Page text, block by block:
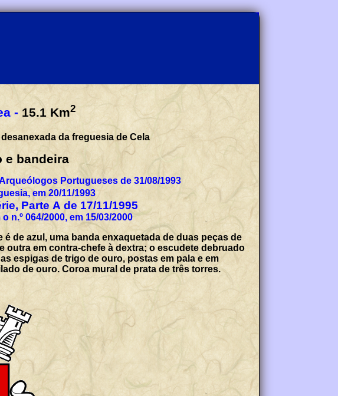
- 15.1 Km2
Freguesia criada pelo pelo Decreto n.º 22594 de 29/05/1933, desanexada da freguesia de Cela
Ordenação heráldica do brasão e bandeira
dos Arqueólogos Portugueses de 31/08/1993
em 20/11/1993
Parte A de 17/11/1995
Registado na Direcção Geral de Autarquias Locais, com o n.º 064/2000, em 15/03/2000